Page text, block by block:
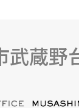
武蔵野